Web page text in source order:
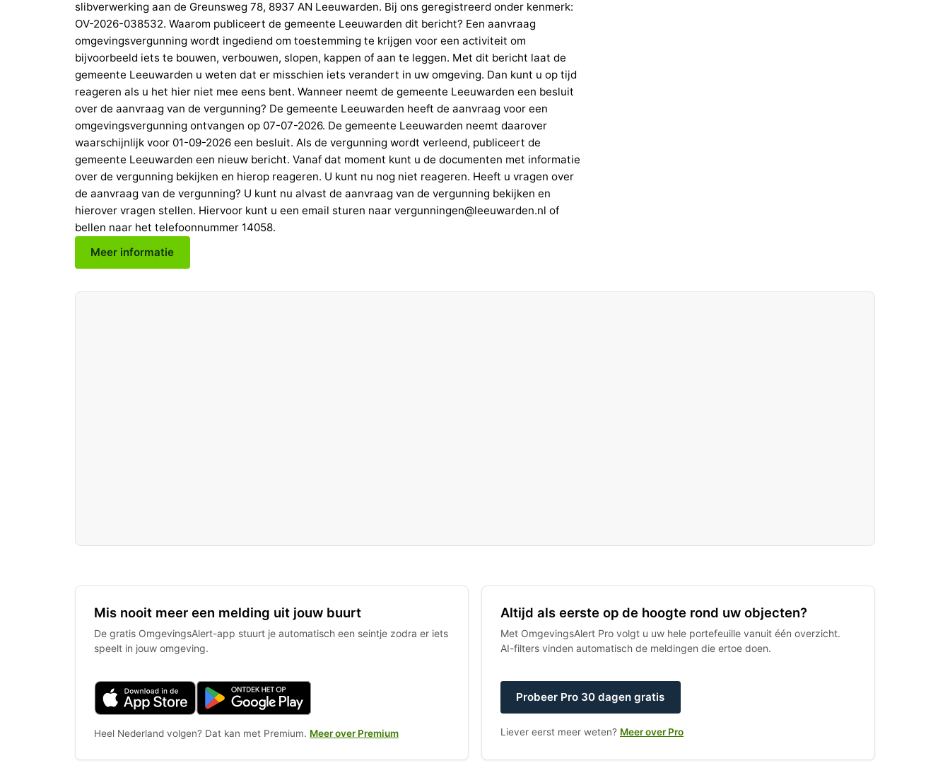
slibverwerking aan de Greunsweg 78, 8937 AN Leeuwarden. Bij ons geregistreerd onder kenmerk:
OV-2026-038532. Waarom publiceert de gemeente Leeuwarden dit bericht? Een aanvraag
omgevingsvergunning wordt ingediend om toestemming te krijgen voor een activiteit om
bijvoorbeeld iets te bouwen, verbouwen, slopen, kappen of aan te leggen. Met dit bericht laat de
gemeente Leeuwarden u weten dat er misschien iets verandert in uw omgeving. Dan kunt u op tijd
reageren als u het hier niet mee eens bent. Wanneer neemt de gemeente Leeuwarden een besluit
over de aanvraag van de vergunning? De gemeente Leeuwarden heeft de aanvraag voor een
omgevingsvergunning ontvangen op 07-07-2026. De gemeente Leeuwarden neemt daarover
waarschijnlijk voor 01-09-2026 een besluit. Als de vergunning wordt verleend, publiceert de
gemeente Leeuwarden een nieuw bericht. Vanaf dat moment kunt u de documenten met informatie
over de vergunning bekijken en hierop reageren. U kunt nu nog niet reageren. Heeft u vragen over
de aanvraag van de vergunning? U kunt nu alvast de aanvraag van de vergunning bekijken en
hierover vragen stellen. Hiervoor kunt u een email sturen naar vergunningen@leeuwarden.nl of
bellen naar het telefoonnummer 14058.
Meer informatie
Mis nooit meer een melding uit jouw buurt
De gratis OmgevingsAlert-app stuurt je automatisch een seintje zodra er iets
speelt in jouw omgeving.
Heel Nederland volgen? Dat kan met Premium. Meer over Premium
Altijd als eerste op de hoogte rond uw objecten?
Met OmgevingsAlert Pro volgt u uw hele portefeuille vanuit één overzicht.
AI-filters vinden automatisch de meldingen die ertoe doen.
Probeer Pro 30 dagen gratis
Liever eerst meer weten? Meer over Pro